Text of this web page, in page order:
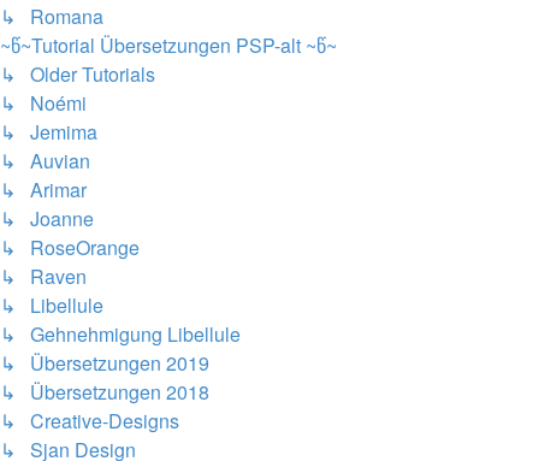
↳ Romana
~წ~Tutorial Übersetzungen PSP-alt ~წ~
↳ Older Tutorials
↳ Noémi
↳ Jemima
↳ Auvian
↳ Arimar
↳ Joanne
↳ RoseOrange
↳ Raven
↳ Libellule
↳ Gehnehmigung Libellule
↳ Übersetzungen 2019
↳ Übersetzungen 2018
↳ Creative-Designs
↳ Sjan Design